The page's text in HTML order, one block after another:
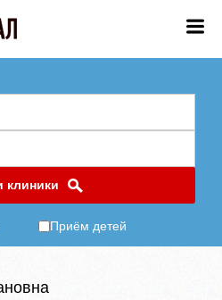
клиники
Приём детей